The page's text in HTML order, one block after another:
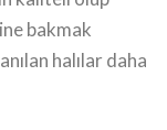
bakmak
halılar daha